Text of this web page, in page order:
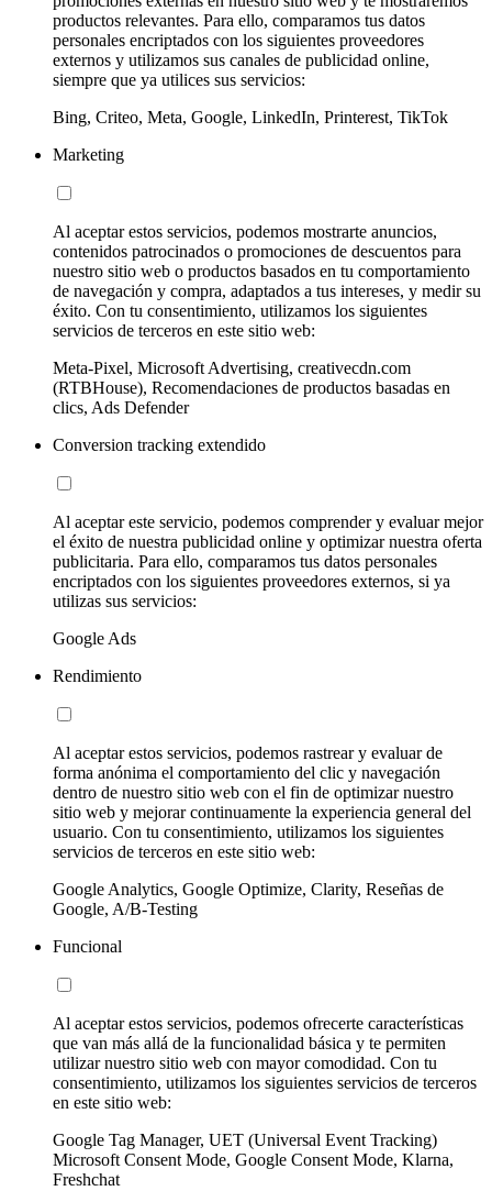
productos relevantes. Para ello, comparamos tus datos
personales encriptados con los siguientes proveedores
externos y utilizamos sus canales de publicidad online,
siempre que ya utilices sus servicios:
Bing, Criteo, Meta, Google, LinkedIn, Printerest, TikTok
Marketing
Al aceptar estos servicios, podemos mostrarte anuncios,
contenidos patrocinados o promociones de descuentos para
nuestro sitio web o productos basados en tu comportamiento
de navegación y compra, adaptados a tus intereses, y medir su
éxito. Con tu consentimiento, utilizamos los siguientes
servicios de terceros en este sitio web:
Meta-Pixel, Microsoft Advertising, creativecdn.com
(RTBHouse), Recomendaciones de productos basadas en
clics, Ads Defender
Conversion tracking extendido
Al aceptar este servicio, podemos comprender y evaluar mejor
el éxito de nuestra publicidad online y optimizar nuestra oferta
publicitaria. Para ello, comparamos tus datos personales
encriptados con los siguientes proveedores externos, si ya
utilizas sus servicios:
Google Ads
Rendimiento
Al aceptar estos servicios, podemos rastrear y evaluar de
forma anónima el comportamiento del clic y navegación
dentro de nuestro sitio web con el fin de optimizar nuestro
sitio web y mejorar continuamente la experiencia general del
usuario. Con tu consentimiento, utilizamos los siguientes
servicios de terceros en este sitio web:
Google Analytics, Google Optimize, Clarity, Reseñas de
Google, A/B-Testing
Funcional
Al aceptar estos servicios, podemos ofrecerte características
que van más allá de la funcionalidad básica y te permiten
utilizar nuestro sitio web con mayor comodidad. Con tu
consentimiento, utilizamos los siguientes servicios de terceros
en este sitio web:
Google Tag Manager, UET (Universal Event Tracking)
Microsoft Consent Mode, Google Consent Mode, Klarna,
Freshchat